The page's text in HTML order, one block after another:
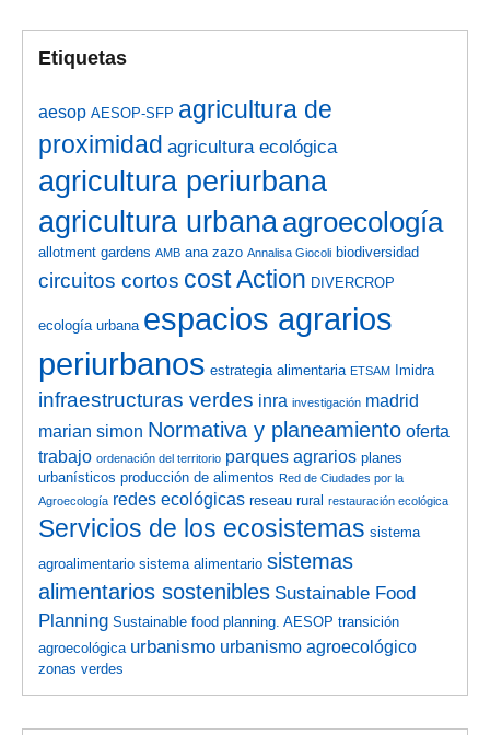
Etiquetas
aesop AESOP-SFP agricultura de
proximidad agricultura ecológica
agricultura periurbana
agricultura urbanaagroecología
allotment gardens AMB ana zazo Annalisa Giocoli biodiversidad
circuitos cortos cost Action DIVERCROP
ecología urbana espacios agrarios
periurbanos estrategia alimentaria ETSAM Imidra
infraestructuras verdes inra investigación madrid
marian simon Normativa y planeamiento oferta
trabajo ordenación del territorio parques agrarios planes
urbanísticos producción de alimentos Red de Ciudades por la
Agroecología redes ecológicas reseau rural restauración ecológica
Servicios de los ecosistemas sistema
agroalimentario sistema alimentario sistemas
alimentarios sostenibles Sustainable Food
Planning Sustainable food planning. AESOP transición
agroecológica urbanismo urbanismo agroecológico
zonas verdes